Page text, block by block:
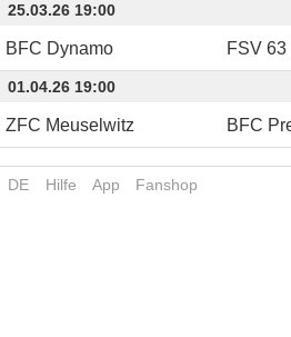
25.03.26 19:00
BFC Dynamo FSV
01.04.26 19:00
ZFC Meuselwitz BFC
DE Hilfe App Fanshop